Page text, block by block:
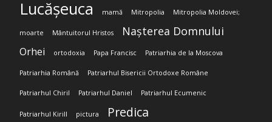
Lucășeuca mamă Mitropolia Mitropolia Moldovei;
moarte Mântuitorul Hristos Nașterea Domnului
Orhei ortodoxia Papa Francisc Patriarhia de la Moscova
Patriarhia Română Patriarhul Bisericii Ortodoxe Române
Patriarhul Chiril Patriarhul Daniel Patriarhul Ecumenic
Patriarhul Kirill pictura Predica